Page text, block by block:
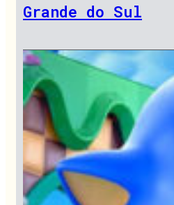
Grande do Sul